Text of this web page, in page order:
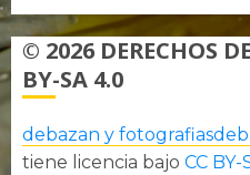
© 2026 DERECHOS
BY-SA 4.0
debazan y
tiene licencia bajo CC BY-